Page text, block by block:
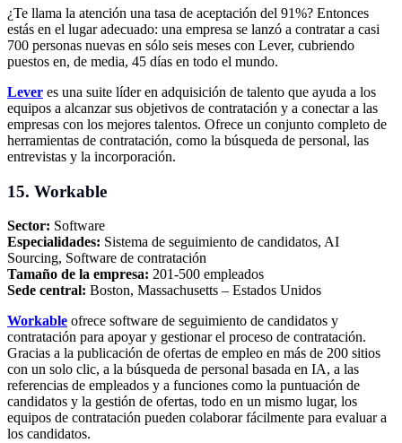
¿Te llama la atención una tasa de aceptación del 91%? Entonces
estás en el lugar adecuado: una empresa se lanzó a contratar a casi
700 personas nuevas en sólo seis meses con Lever, cubriendo
puestos en, de media, 45 días en todo el mundo.
Lever es una suite líder en adquisición de talento que ayuda a los
equipos a alcanzar sus objetivos de contratación y a conectar a las
empresas con los mejores talentos. Ofrece un conjunto completo de
herramientas de contratación, como la búsqueda de personal, las
entrevistas y la incorporación.
15. Workable
Sector: Software
Especialidades: Sistema de seguimiento de candidatos, AI
Sourcing, Software de contratación
Tamaño de la empresa: 201-500 empleados
Sede central: Boston, Massachusetts – Estados Unidos
Workable ofrece software de seguimiento de candidatos y
contratación para apoyar y gestionar el proceso de contratación.
Gracias a la publicación de ofertas de empleo en más de 200 sitios
con un solo clic, a la búsqueda de personal basada en IA, a las
referencias de empleados y a funciones como la puntuación de
candidatos y la gestión de ofertas, todo en un mismo lugar, los
equipos de contratación pueden colaborar fácilmente para evaluar a
los candidatos.